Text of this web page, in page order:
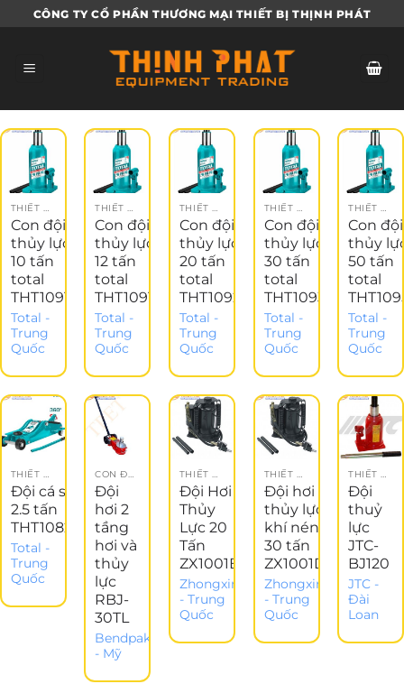
qua
dung
CÔNG TY CỔ PHẦN THƯƠNG MẠI THIẾT BỊ THỊNH PHÁT
Con đội
thủy lực
10 tấn
total
THT109102
Total -
Trung
Quốc
Con đội
thủy lực
12 tấn
total
THT109122
Total -
Trung
Quốc
Con đội
thủy lực
20 tấn
total
THT109202
Total -
Trung
Quốc
Con đội
thủy lực
30 tấn
total
THT109302
Total -
Trung
Quốc
Con đội
thủy
50 tấn
total
Total -
Trung
Quốc
THIẾT BỊ GARAGE
Đội cá sấu
2.5 tấn
THT108256
Total -
Trung
Quốc
CON ĐỘI TAY + KHÍ NÉN
Đội
hơi 2
tầng
hơi và
thủy
lực
RBJ-
30TL
Bendpak
- Mỹ
THIẾT BỊ GARAGE
Đội Hơi
Thủy
Lực 20
Tấn
ZX1001B
Zhongxing
- Trung
Quốc
THIẾT BỊ GARAGE
Đội hơi
thủy lực
khí nén
30 tấn
ZX1001D
Zhongxing
- Trung
Quốc
THIẾT BỊ GARAGE
Đội
thuỷ
lực
JTC-
BJ120
JTC -
Đài
Loan